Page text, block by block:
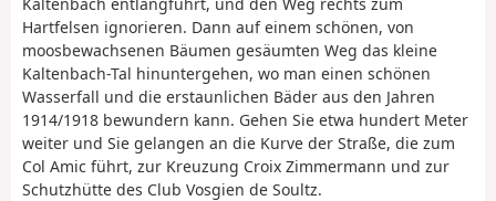
Hartfelsen ignorieren. Dann auf einem schönen, von
moosbewachsenen Bäumen gesäumten Weg das kleine
Kaltenbach-Tal hinuntergehen, wo man einen schönen
Wasserfall und die erstaunlichen Bäder aus den Jahren
1914/1918 bewundern kann. Gehen Sie etwa hundert Meter
weiter und Sie gelangen an die Kurve der Straße, die zum
Col Amic führt, zur Kreuzung Croix Zimmermann und zur
Schutzhütte des Club Vosgien de Soultz.